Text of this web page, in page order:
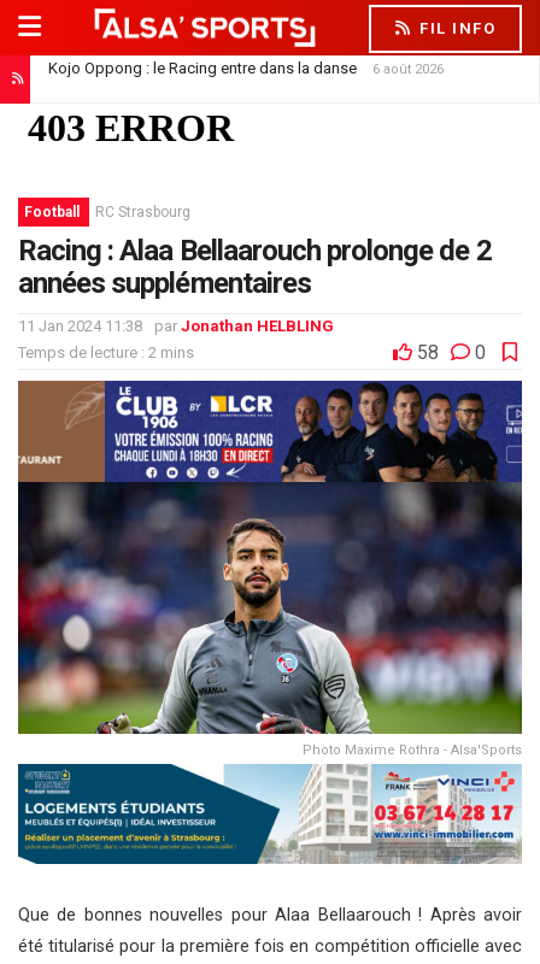
FIL INFO
Kojo Oppong : le Racing entre dans la danse 6 août 2026
Football RC Strasbourg
Racing : Alaa Bellaarouch prolonge de 2
années supplémentaires
11 Jan 2024 11:38 par Jonathan HELBLING
Temps de lecture : 2 mins
58 0
Photo Maxime Rothra - Alsa'Sports
Que de bonnes nouvelles pour Alaa Bellaarouch ! Après avoir
été titularisé pour la première fois en compétition officielle avec